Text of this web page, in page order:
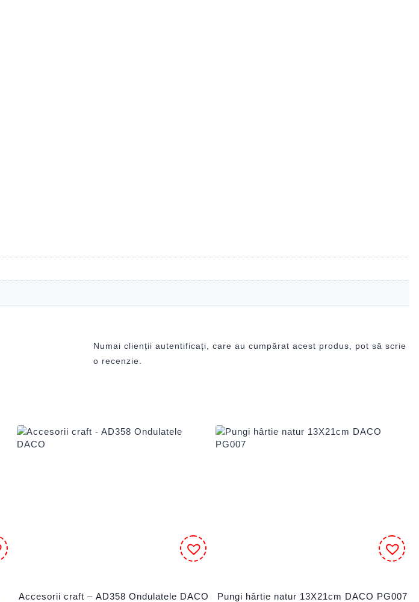
Numai clienții autentificați, care au cumpărat acest produs, pot să scrie
o recenzie.
Accesorii craft – AD358 Ondulatele DACO Pungi hârtie natur 13X21cm DACO PG007